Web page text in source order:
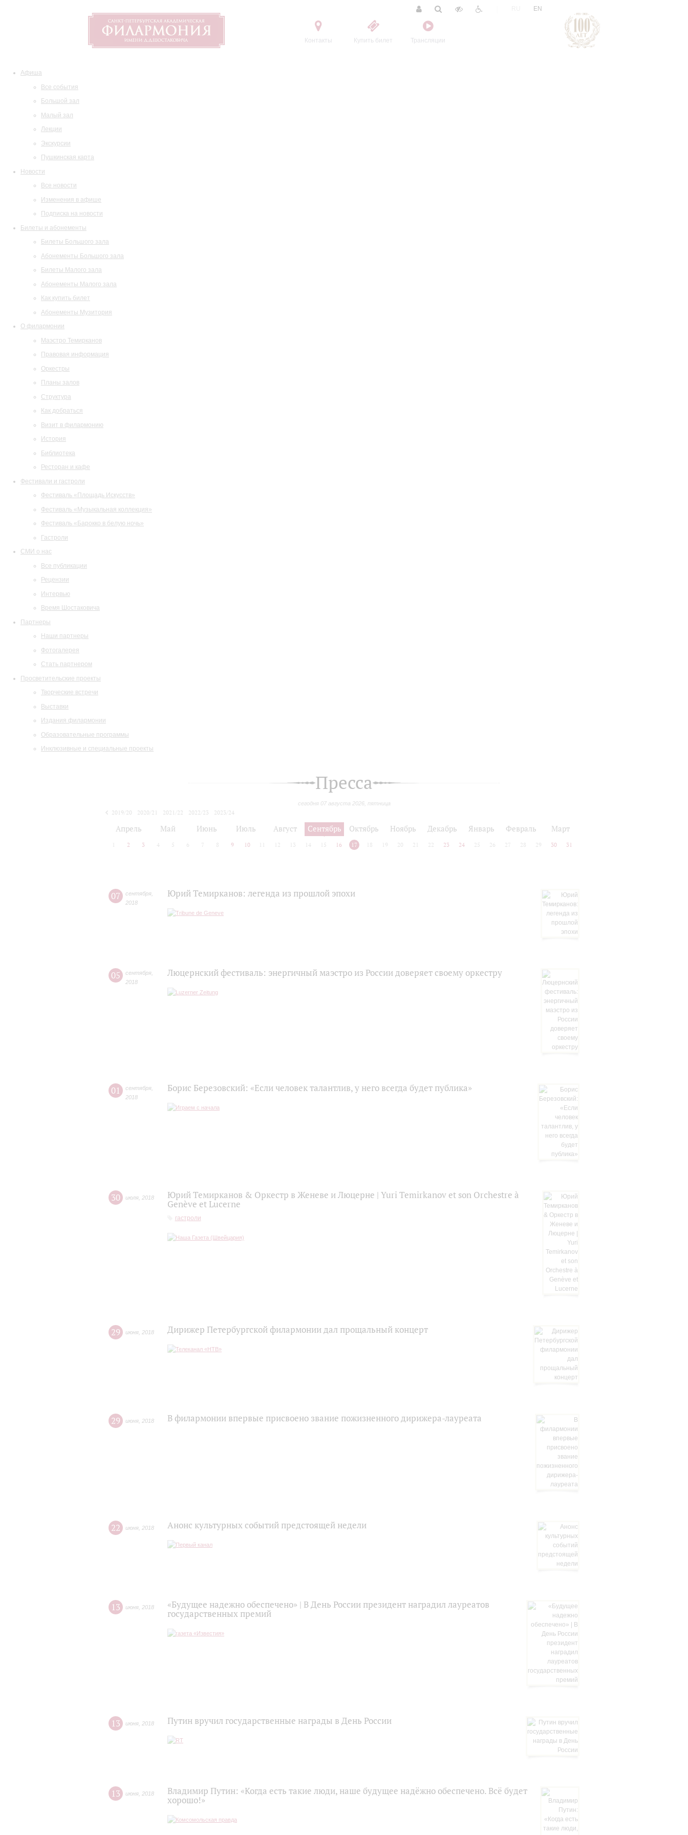
Контакты Купить билет Трансляции
EN
Афиша
Все события
Большой зал
Малый зал
Лекции
Экскурсии
Пушкинская карта
Новости
Все новости
Изменения в афише
Подписка на новости
Билеты и абонементы
Билеты Большого зала
Абонементы Большого зала
Билеты Малого зала
Абонементы Малого зала
Как купить билет
Абонементы Музитория
О филармонии
Маэстро Темирканов
Правовая информация
Оркестры
Планы залов
Структура
Как добраться
Визит в филармонию
История
Библиотека
Ресторан и кафе
Фестивали и гастроли
Фестиваль «Площадь Искусств»
Фестиваль «Музыкальная коллекция»
Фестиваль «Барокко в белую ночь»
Гастроли
СМИ о нас
Все публикации
Рецензии
Интервью
Время Шостаковича
Партнеры
Наши партнеры
Фотогалерея
Стать партнером
Просветительские проекты
Творческие встречи
Выставки
Издания филармонии
Образовательные программы
Инклюзивные и специальные проекты
Пресса
сегодня 07 августа 2026, пятница
2019/20 2020/21 2021/22 2022/23
2023/24
Апрель Май Июнь Июль Август Сентябрь Октябрь Ноябрь Декабрь Январь Февраль Март
2 3 4 5 6 7 8 9 10 12 13 14 15 16 17 18 19 20 21 22 23 24 25 26 27 28 29 30 31
07 сентября
2018
Юрий Темирканов: легенда из прошлой эпохи
05 сентября
2018
Люцернский фестиваль: энергичный маэстро из России доверяет своему оркестру
01 сентября
2018
Борис Березовский: «Если человек талантлив, у него всегда будет публика»
30 июля 2018
Юрий Темирканов & Оркестр в Женеве и Люцерне | Yuri Temirkanov et son Orchestre à
Genève et Lucerne
гастроли
29 июня 2018 Дирижер Петербургской филармонии дал прощальный концерт
29 июня 2018 В филармонии впервые присвоено звание пожизненного дирижера-лауреата
22 июня 2018 Анонс культурных событий предстоящей недели
13 июня 2018
«Будущее надежно обеспечено» | В День России президент наградил лауреатов
государственных премий
13 июня 2018 Путин вручил государственные награды в День России
13 июня 2018
Владимир Путин: «Когда есть такие люди, наше будущее надёжно обеспечено. Всё будет
хорошо!»